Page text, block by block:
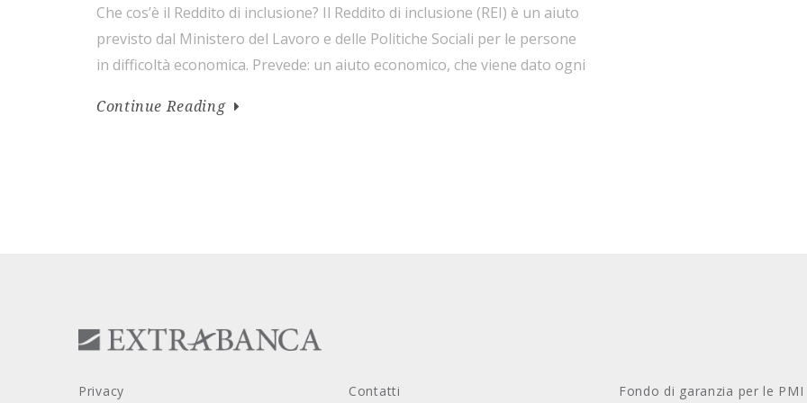
Che cos’è il Reddito di inclusione? Il Reddito di inclusione (REI) è un aiuto
previsto dal Ministero del Lavoro e delle Politiche Sociali per le persone
in difficoltà economica. Prevede: un aiuto economico, che viene dato ogni
progetto personalizzato di attivazione e inclusione sociale e […]
Continue Reading
Privacy Contatti Fondo di garanzia per le